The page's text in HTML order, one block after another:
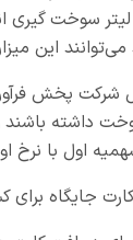
وعده ۴۵ لیتر
می‌توانند این
شرکت پخش
داشته باشند
اول با نرخ
جایگاه برای